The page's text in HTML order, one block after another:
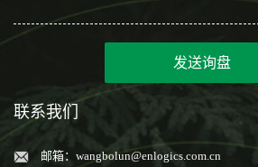
发送询盘
联系我们
邮箱： wangbolun@enlogics.com.cn